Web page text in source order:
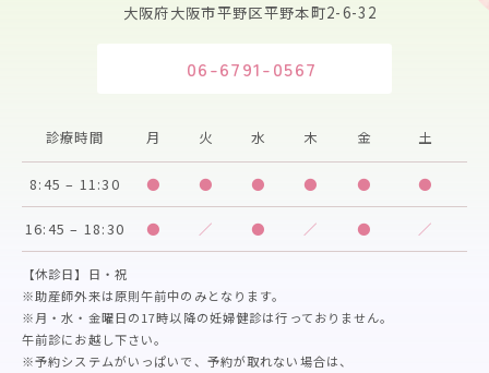
大阪府大阪市平野区平野本町2-6-32
06-6791-0567
【休診日】日・祝
※助産師外来は原則午前中のみとなります。
※月・水・金曜日の17時以降の妊婦健診は行っておりません。
午前診にお越し下さい。
※予約システムがいっぱいで、予約が取れない場合は、
診療時間 月 火 水 木 金 土
8:45 – 11:30 ● ● ● ● ● ●
16:45 – 18:30 ● ／ ● ／ ● ／